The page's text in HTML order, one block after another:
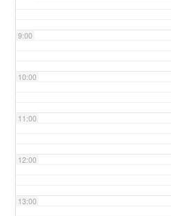
9:00
10:00
11:00
12:00
13:00